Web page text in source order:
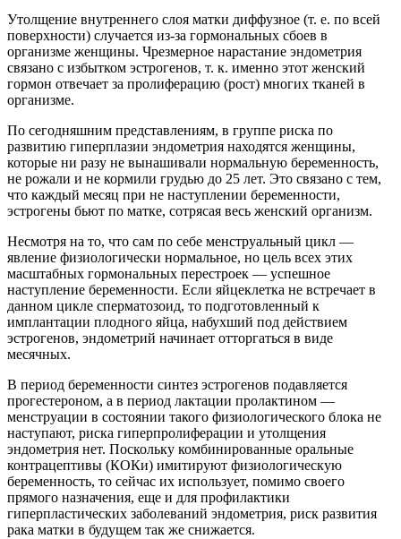
Утолщение внутреннего слоя матки диффузное (т. е. по всей
поверхности) случается из-за гормональных сбоев в
организме женщины. Чрезмерное нарастание эндометрия
связано с избытком эстрогенов, т. к. именно этот женский
гормон отвечает за пролиферацию (рост) многих тканей в
организме.
По сегодняшним представлениям, в группе риска по
развитию гиперплазии эндометрия находятся женщины,
которые ни разу не вынашивали нормальную беременность,
не рожали и не кормили грудью до 25 лет. Это связано с тем,
что каждый месяц при не наступлении беременности,
эстрогены бьют по матке, сотрясая весь женский организм.
Несмотря на то, что сам по себе менструальный цикл —
явление физиологически нормальное, но цель всех этих
масштабных гормональных перестроек — успешное
наступление беременности. Если яйцеклетка не встречает в
данном цикле сперматозоид, то подготовленный к
имплантации плодного яйца, набухший под действием
эстрогенов, эндометрий начинает отторгаться в виде
месячных.
В период беременности синтез эстрогенов подавляется
прогестероном, а в период лактации пролактином —
менструации в состоянии такого физиологического блока не
наступают, риска гиперпролиферации и утолщения
эндометрия нет. Поскольку комбинированные оральные
контрацептивы (КОКи) имитируют физиологическую
беременность, то сейчас их использует, помимо своего
прямого назначения, еще и для профилактики
гиперпластических заболеваний эндометрия, риск развития
рака матки в будущем так же снижается.